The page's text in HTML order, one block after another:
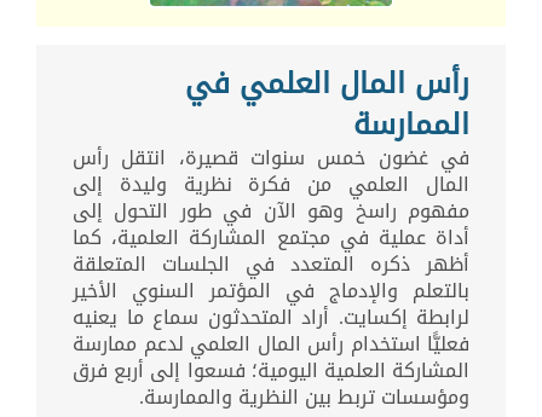
رأس المال العلمي في
الممارسة
في غضون خمس سنوات قصيرة، انتقل رأس
المال العلمي من فكرة نظرية وليدة إلى
مفهوم راسخ وهو الآن في طور التحول إلى
أداة عملية في مجتمع المشاركة العلمية، كما
أظهر ذكره المتعدد في الجلسات المتعلقة
بالتعلم والإدماج في المؤتمر السنوي الأخير
لرابطة إكسايت. أراد المتحدثون سماع ما يعنيه
فعليًّا استخدام رأس المال العلمي لدعم ممارسة
المشاركة العلمية اليومية؛ فسعوا إلى أربع فرق
ومؤسسات تربط بين النظرية والممارسة.